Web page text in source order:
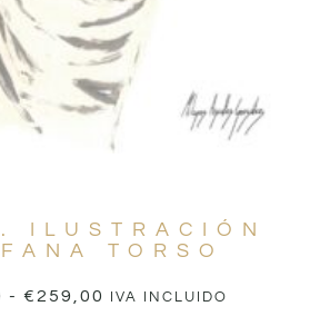
ILUSTRACIÓN
TORSO
- €259,00 IVA INCLUIDO